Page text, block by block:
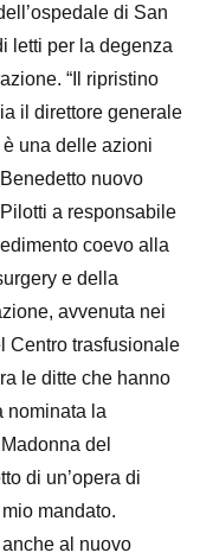
di San
letti per la degenza
“ Il ripristino
il direttore generale
una delle azioni
nuovo
a responsabile
coevo alla
e della
avvenuta nei
Centro trasfusionale
le ditte che hanno
nominata la
del
di un’opera di
mandato.
al nuovo